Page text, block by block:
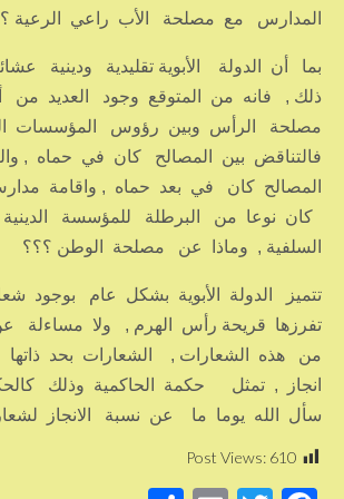
المدارس مع مصلحة الأب راعي الرعية
بما أن الدولة الأبوية تقليدية ودينية
ذلك , فانه من المتوقع وجود العديد من
مصلحة الرأس وبين رؤوس المؤسسات
فالتناقض بين المصالح كان في حماه ,
المصالح كان في بعد حماه , واقامة
كان نوعا من البرطلة للمؤسسة الدينية
السلفية , وماذا عن مصلحة الوطن ؟؟؟
تتميز الدولة الأبوية بشكل عام بوجود
تفرزها قريحة رأس الهرم , ولا مساءلة
من هذه الشعارات , الشعارات بحد
انجاز , تمثل حكمة الحاكمية وذلك
سأل الله يوما ما عن نسبة الانجاز
Post Views: 610